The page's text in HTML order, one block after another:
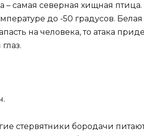
– самая северная хищная
до -50 градусов.
на человека, то атака
стервятники бородачи